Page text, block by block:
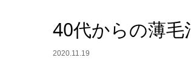
40代からの薄
2020.11.19